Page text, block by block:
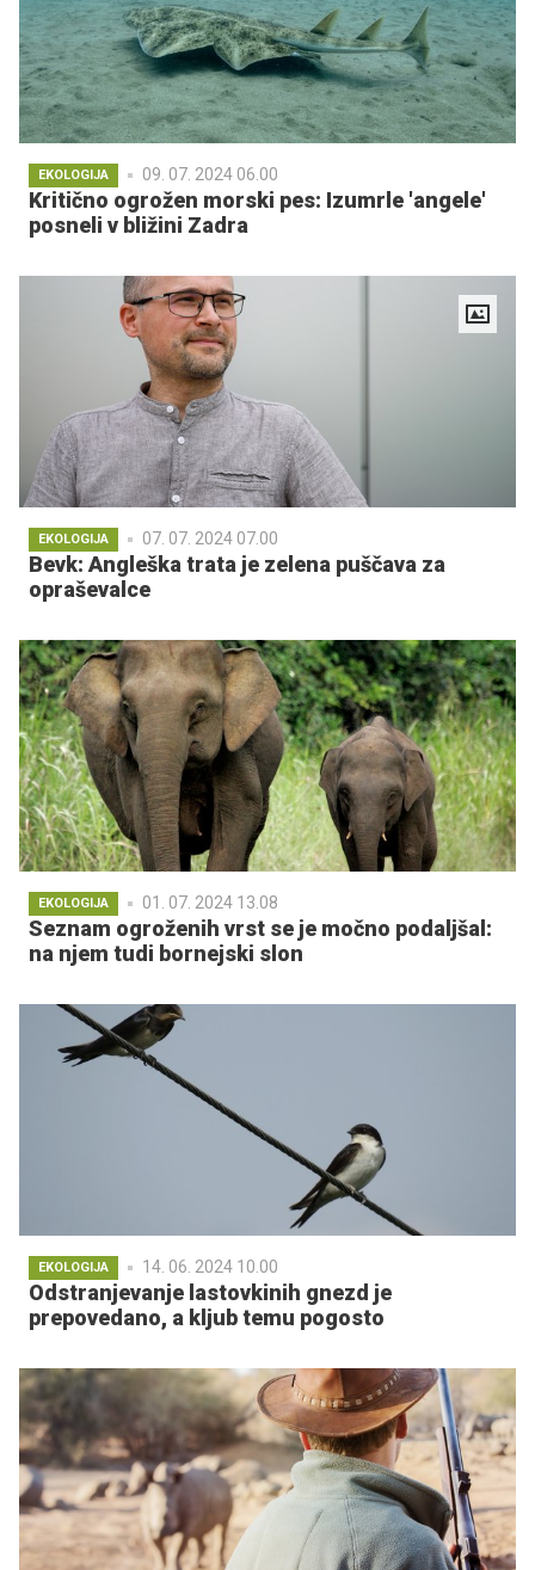
EKOLOGIJA 09. 07. 2024 06.00
Kritično ogrožen morski pes: Izumrle 'angele'
posneli v bližini Zadra
EKOLOGIJA 07. 07. 2024 07.00
Bevk: Angleška trata je zelena puščava za
opraševalce
EKOLOGIJA 01. 07. 2024 13.08
Seznam ogroženih vrst se je močno podaljšal:
na njem tudi bornejski slon
EKOLOGIJA 14. 06. 2024 10.00
Odstranjevanje lastovkinih gnezd je
prepovedano, a kljub temu pogosto